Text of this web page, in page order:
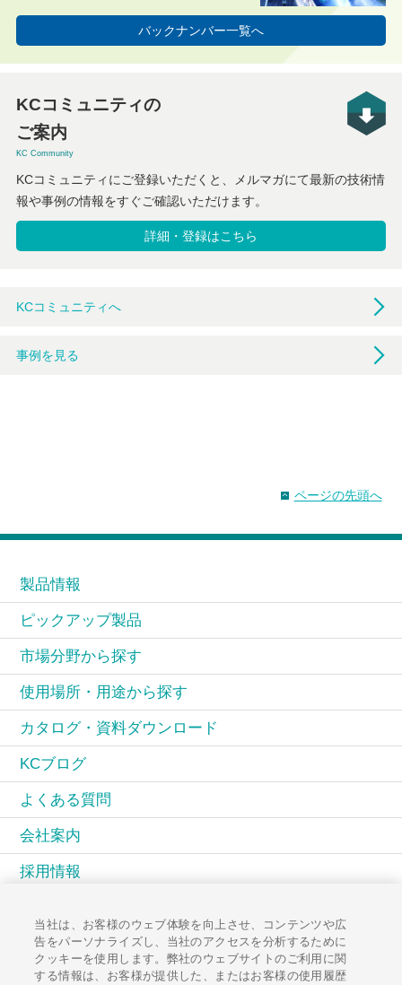
バックナンバー一覧へ
KCコミュニティの
ご案内
KC Community
KCコミュニティにご登録いただくと、メルマガにて最新の技術情
報や事例の情報をすぐご確認いただけます。
詳細・登録はこちら
KCコミュニティへ
事例を見る
ページの先頭へ
製品情報
ピックアップ製品
市場分野から探す
使用場所・用途から探す
カタログ・資料ダウンロード
KCブログ
よくある質問
会社案内
採用情報
広報誌PAL
お知らせ一覧
当社は、お客様のウェブ体験を向上させ、コンテンツや広
告をパーソナライズし、当社のアクセスを分析するために
クッキーを使用します。弊社のウェブサイトのご利用に関
する情報は、お客様が提供した、またはお客様の使用履歴